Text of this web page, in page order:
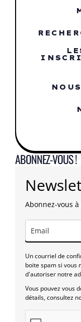
ABONNEZ-VOUS !
Abonnez-vous
Un courriel de
boite spam si vous
d'autoriser notre
Vous pouvez vous
détails, consultez